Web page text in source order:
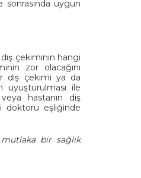
uygun
çekiminin hangi
zor olacağını
diş çekimi ya da
uyuşturulması ile
hastanın diş
doktoru eşliğinde
bir sağlık